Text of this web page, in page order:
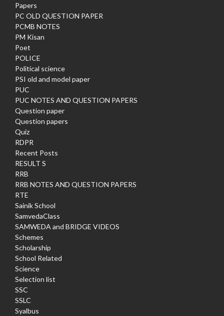
Papers
PC OLD QUESTION PAPER
PCMB NOTES
PM Kisan
Poet
POLICE
Political science
PSI old and model paper
PUC
PUC NOTES AND QUESTION PAPERS
Question paper
Question papers
Quiz
RDPR
Recent Posts
RESULT S
RRB
RRB NOTES AND QUESTION PAPERS
RTE
Sainik School
SamvedaClass
SAMWEDA and BRIDGE VIDEOS
Schemes
Scholarship
School Related
Science
Selection list
SSC
SSLC
Syalbus